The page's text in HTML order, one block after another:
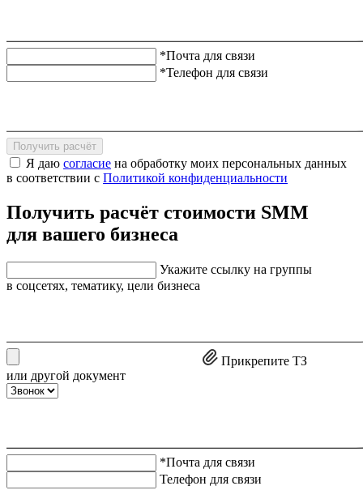
*Почта для связи
*Телефон для связи
Получить расчёт
Я даю согласие на обработку моих персональных данных
в соответствии с Политикой конфиденциальности
Получить расчёт стоимости SMM
для вашего бизнеса
Укажите ссылку на группы
в соцсетях, тематику, цели бизнеса
Прикрепите ТЗ
или другой документ
*Почта для связи
Телефон для связи